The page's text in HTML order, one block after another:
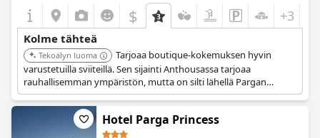
$ +3
Kolme tähteä
Tekoälyn luoma
Tarjoaa boutique-kokemuksen hyvin
varustetuilla sviiteillä. Sen sijainti Anthousassa tarjoaa
rauhallisemman ympäristön, mutta on silti lähellä Pargan
nähtävyyksiä.
Hotel Parga Princess